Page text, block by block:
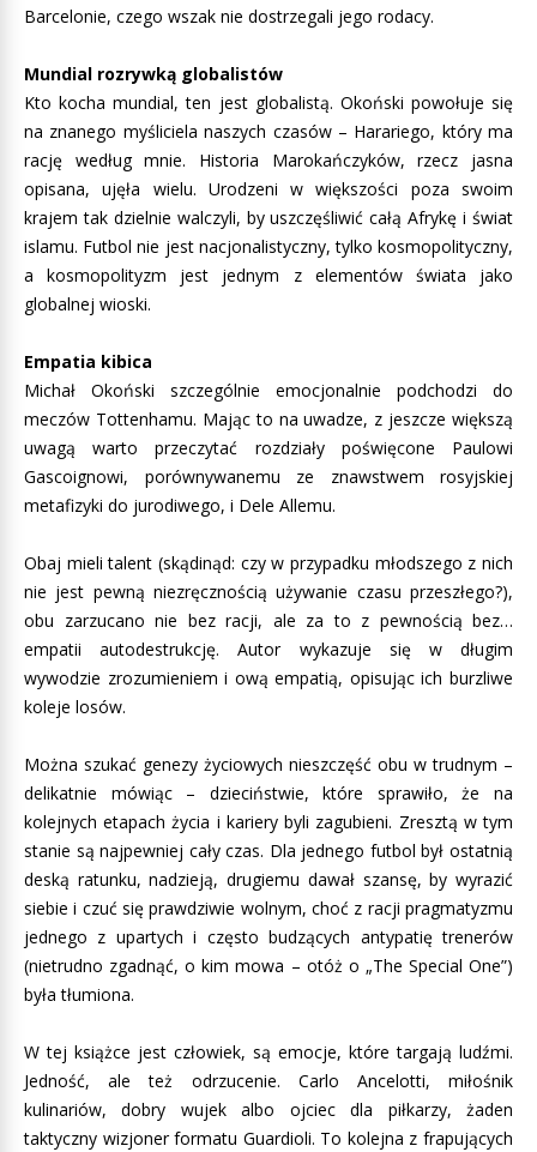
Barcelonie, czego wszak nie dostrzegali jego rodacy.
Mundial rozrywką globalistów
Kto kocha mundial, ten jest globalistą. Okoński powołuje się
na znanego myśliciela naszych czasów – Harariego, który ma
rację według mnie. Historia Marokańczyków, rzecz jasna
opisana, ujęła wielu. Urodzeni w większości poza swoim
krajem tak dzielnie walczyli, by uszczęśliwić całą Afrykę i świat
islamu. Futbol nie jest nacjonalistyczny, tylko kosmopolityczny,
a kosmopolityzm jest jednym z elementów świata jako
globalnej wioski.
Empatia kibica
Michał Okoński szczególnie emocjonalnie podchodzi do
meczów Tottenhamu. Mając to na uwadze, z jeszcze większą
uwagą warto przeczytać rozdziały poświęcone Paulowi
Gascoignowi, porównywanemu ze znawstwem rosyjskiej
metafizyki do jurodiwego, i Dele Allemu.
Obaj mieli talent (skądinąd: czy w przypadku młodszego z nich
nie jest pewną niezręcznością używanie czasu przeszłego?),
obu zarzucano nie bez racji, ale za to z pewnością bez…
empatii autodestrukcję. Autor wykazuje się w długim
wywodzie zrozumieniem i ową empatią, opisując ich burzliwe
koleje losów.
Można szukać genezy życiowych nieszczęść obu w trudnym –
delikatnie mówiąc – dzieciństwie, które sprawiło, że na
kolejnych etapach życia i kariery byli zagubieni. Zresztą w tym
stanie są najpewniej cały czas. Dla jednego futbol był ostatnią
deską ratunku, nadzieją, drugiemu dawał szansę, by wyrazić
siebie i czuć się prawdziwie wolnym, choć z racji pragmatyzmu
jednego z upartych i często budzących antypatię trenerów
(nietrudno zgadnąć, o kim mowa – otóż o „The Special One”)
była tłumiona.
W tej książce jest człowiek, są emocje, które targają ludźmi.
Jedność, ale też odrzucenie. Carlo Ancelotti, miłośnik
kulinariów, dobry wujek albo ojciec dla piłkarzy, żaden
taktyczny wizjoner formatu Guardioli. To kolejna z frapujących